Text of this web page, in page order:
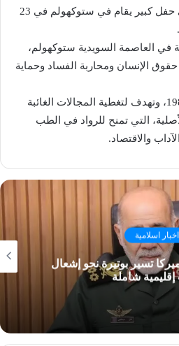
وستسلم الجوائز للفائزين في حفل كبير يقام في ستوكهولم في 23
في العاصمة السويدية ستوكهولم،
الإنسان ومحاربة الفساد وحماية
وتأسست نوبل البديلة عام 1980، وتهدف لتغطية المجالات الغائبة
التي تمنح للرواد في الطب
والاقتصاد.
اخبار اسلامية
تسير بوتيرة نحو إشعال
شاملة